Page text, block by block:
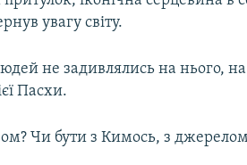
увагу світу.
не задивлялись на нього,
Пасхи.
Чи бути з Кимось, з